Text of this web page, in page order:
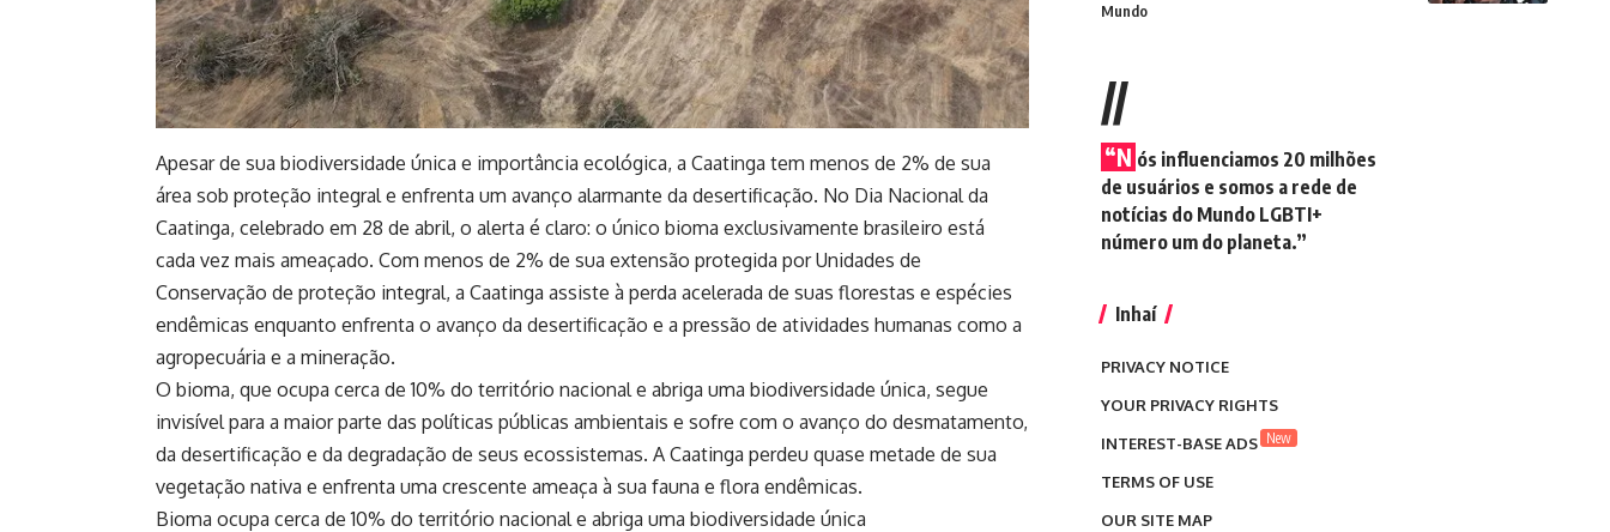
Apesar de sua biodiversidade única e importância ecológica, a Caatinga tem menos de 2% de sua
área sob proteção integral e enfrenta um avanço alarmante da desertificação. No Dia Nacional da
Caatinga, celebrado em 28 de abril, o alerta é claro: o único bioma exclusivamente brasileiro está
cada vez mais ameaçado. Com menos de 2% de sua extensão protegida por Unidades de
Conservação de proteção integral, a Caatinga assiste à perda acelerada de suas florestas e espécies
endêmicas enquanto enfrenta o avanço da desertificação e a pressão de atividades humanas como a
agropecuária e a mineração.
O bioma, que ocupa cerca de 10% do território nacional e abriga uma biodiversidade única, segue
invisível para a maior parte das políticas públicas ambientais e sofre com o avanço do desmatamento,
da desertificação e da degradação de seus ecossistemas. A Caatinga perdeu quase metade de sua
vegetação nativa e enfrenta uma crescente ameaça à sua fauna e flora endêmicas.
Bioma ocupa cerca de 10% do território nacional e abriga uma biodiversidade única
Mundo
//
“N ós influenciamos 20 milhões
de usuários e somos a rede de
notícias do Mundo LGBTI+
número um do planeta.”
Inhaí
PRIVACY NOTICE
YOUR PRIVACY RIGHTS
INTEREST-BASE ADS New
TERMS OF USE
OUR SITE MAP